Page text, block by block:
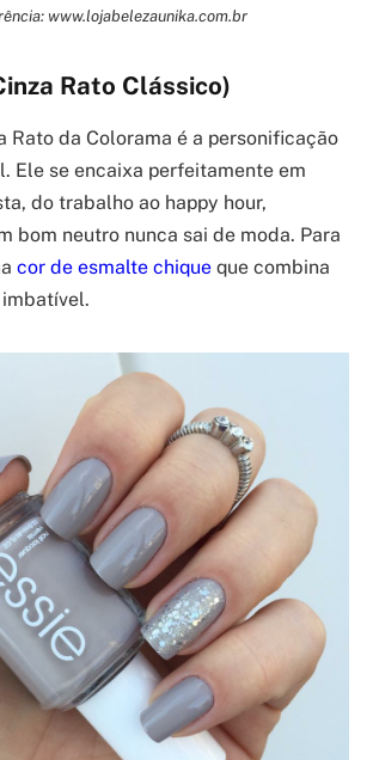
www.lojabelezaunika.com.br
Rato Clássico)
Rato da Colorama é a personificação
Ele se encaixa perfeitamente em
do trabalho ao happy hour,
bom neutro nunca sai de moda. Para
cor de esmalte chique que combina